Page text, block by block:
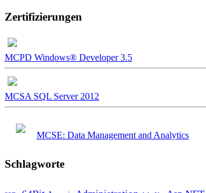
Zertifizierungen
MCPD Windows® Developer 3.5
MCSA SQL Server 2012
MCSE: Data Management and Analytics
Schlagworte